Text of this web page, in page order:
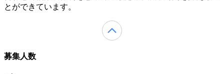
とができています。
募集人数